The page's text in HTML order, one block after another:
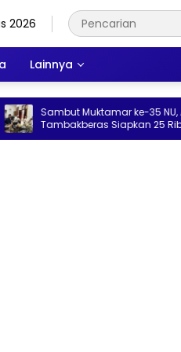
2026
Lainnya
Muktamar ke-35 NU, Alumni
Siapkan 25 Ribu Cangkir
Gratis